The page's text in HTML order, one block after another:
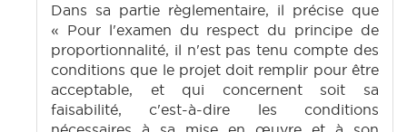
Dans sa partie règlementaire, il précise que
« Pour l'examen du respect du principe de
proportionnalité, il n'est pas tenu compte des
conditions que le projet doit remplir pour être
acceptable, et qui concernent soit sa
faisabilité, c'est-à-dire les conditions